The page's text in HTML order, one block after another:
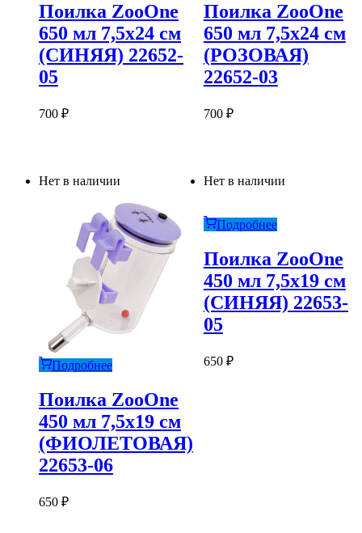
Поилка ZooOne
650 мл 7,5х24 см
(СИНЯЯ) 22652-
05
700 ₽
Поилка ZooOne
650 мл 7,5х24 см
(РОЗОВАЯ)
22652-03
700 ₽
Нет в наличии
Подробнее
Поилка ZooOne
450 мл 7,5х19 см
(ФИОЛЕТОВАЯ)
22653-06
650 ₽
Нет в наличии
Подробнее
Поилка ZooOne
450 мл 7,5х19 см
(СИНЯЯ) 22653-
05
650 ₽